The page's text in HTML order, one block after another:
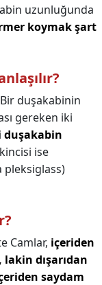
uzunluğunda
koymak şart
Bir duşakabinin
gereken iki
duşakabin
ise
pleksiglass)
Camlar, içeriden
lakin dışarıdan
saydam